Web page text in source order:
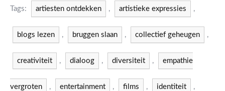
Tags: artiesten ontdekken , artistieke expressies ,
blogs lezen , bruggen slaan , collectief geheugen ,
creativiteit , dialoog , diversiteit , empathie
vergroten , entertainment , films , identiteit ,